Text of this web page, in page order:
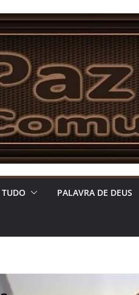
PALAVRA DE DEUS